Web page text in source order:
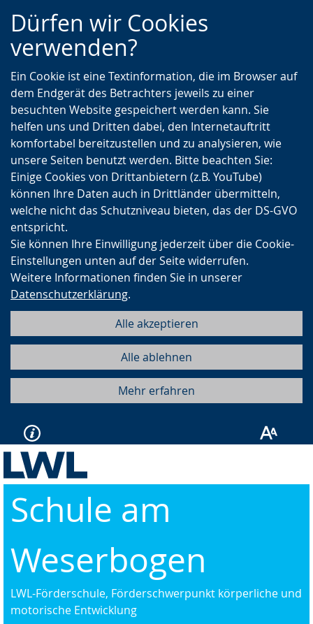
Zur
Hauptnavigation
Zur
Seitennavigation
Zum
Inhalt
Dürfen wir Cookies
verwenden?
Ein Cookie ist eine Textinformation, die im Browser auf
dem Endgerät des Betrachters jeweils zu einer
besuchten Website gespeichert werden kann. Sie
helfen uns und Dritten dabei, den Internetauftritt
komfortabel bereitzustellen und zu analysieren, wie
unsere Seiten benutzt werden. Bitte beachten Sie:
Einige Cookies von Drittanbietern (z.B. YouTube)
können Ihre Daten auch in Drittländer übermitteln,
welche nicht das Schutzniveau bieten, das der DS-GVO
entspricht.
Sie können Ihre Einwilligung jederzeit über die Cookie-
Einstellungen unten auf der Seite widerrufen.
Weitere Informationen finden Sie in unserer
Datenschutzerklärung.
Alle akzeptieren
Alle ablehnen
Mehr erfahren
Schule am
Weserbogen
LWL-Förderschule, Förderschwerpunkt körperliche und
motorische Entwicklung